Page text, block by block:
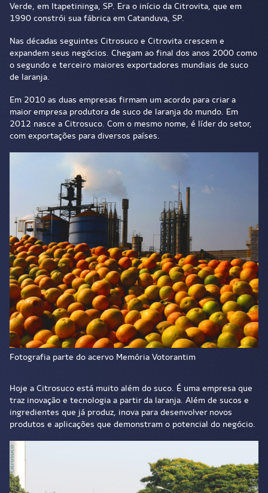
Verde, em Itapetininga, SP. Era o início da Citrovita, que em
1990 constrói sua fábrica em Catanduva, SP.
Nas décadas seguintes Citrosuco e Citrovita crescem e
expandem seus negócios. Chegam ao final dos anos 2000 como
o segundo e terceiro maiores exportadores mundiais de suco
de laranja.
Em 2010 as duas empresas firmam um acordo para criar a
maior empresa produtora de suco de laranja do mundo. Em
2012 nasce a Citrosuco. Com o mesmo nome, é líder do setor,
com exportações para diversos países.
Fotografia parte do acervo Memória Votorantim
Hoje a Citrosuco está muito além do suco. É uma empresa que
traz inovação e tecnologia a partir da laranja. Além de sucos e
ingredientes que já produz, inova para desenvolver novos
produtos e aplicações que demonstram o potencial do negócio.